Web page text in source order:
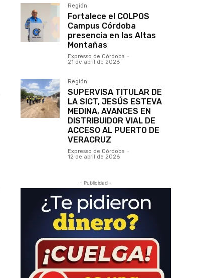
Región
Fortalece el COLPOS
Campus Córdoba
presencia en las Altas
Montañas
Expresso de Córdoba -
21 de abril de 2026
Región
SUPERVISA TITULAR DE
LA SICT, JESÚS ESTEVA
MEDINA, AVANCES EN
DISTRIBUIDOR VIAL DE
ACCESO AL PUERTO DE
VERACRUZ
Expresso de Córdoba -
12 de abril de 2026
- Publicidad -